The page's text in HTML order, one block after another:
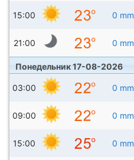
15:00 0 mm
21:00 0 mm
Понедельник 17-08-2026
03:00 0 mm
09:00 0 mm
15:00 0 mm